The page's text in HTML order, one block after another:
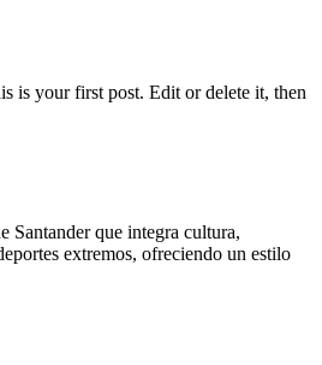
is your first post. Edit or delete it, then
Santander que integra cultura,
extremos, ofreciendo un estilo